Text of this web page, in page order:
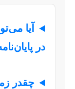
آیا
در
چقدر